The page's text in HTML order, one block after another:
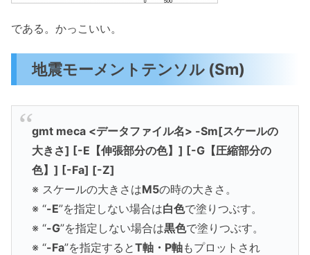
である。かっこいい。
地震モーメントテンソル (Sm)
gmt meca <データファイル名> -Sm[スケールの
大きさ] [-E【伸張部分の色】] [-G【圧縮部分の
色】] [-Fa] [-Z]
※ スケールの大きさはM5の時の大きさ。
※ “-E”を指定しない場合は白色で塗りつぶす。
※ “-G”を指定しない場合は黒色で塗りつぶす。
※ “-Fa”を指定するとT軸・P軸もプロットされ